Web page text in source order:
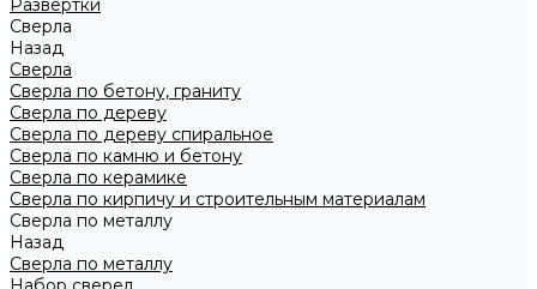
Развертки
Сверла
Назад
Сверла
Сверла по бетону, граниту
Сверла по дереву
Сверла по дереву спиральное
Сверла по камню и бетону
Сверла по керамике
Сверла по кирпичу и строительным материалам
Сверла по металлу
Назад
Сверла по металлу